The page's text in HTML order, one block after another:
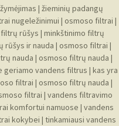
| žieminių padangų
nugeležinimui | osmoso filtrai |
filtrų rūšys | minkštinimo filtrų
rūšys ir nauda | osmoso filtrai |
nauda | osmoso filtrų nauda |
geriamo vandens filtrus | kas yra
filtrai | osmoso filtrų nauda |
filtrai | vandens filtravimo
komfortui namuose | vandens
kokybei | tinkamiausi vandens